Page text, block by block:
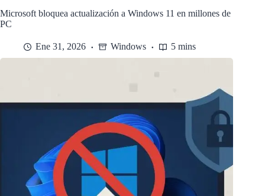
Microsoft bloquea actualización a Windows 11 en millones de
PC
Ene 31, 2026 Windows 5 mins